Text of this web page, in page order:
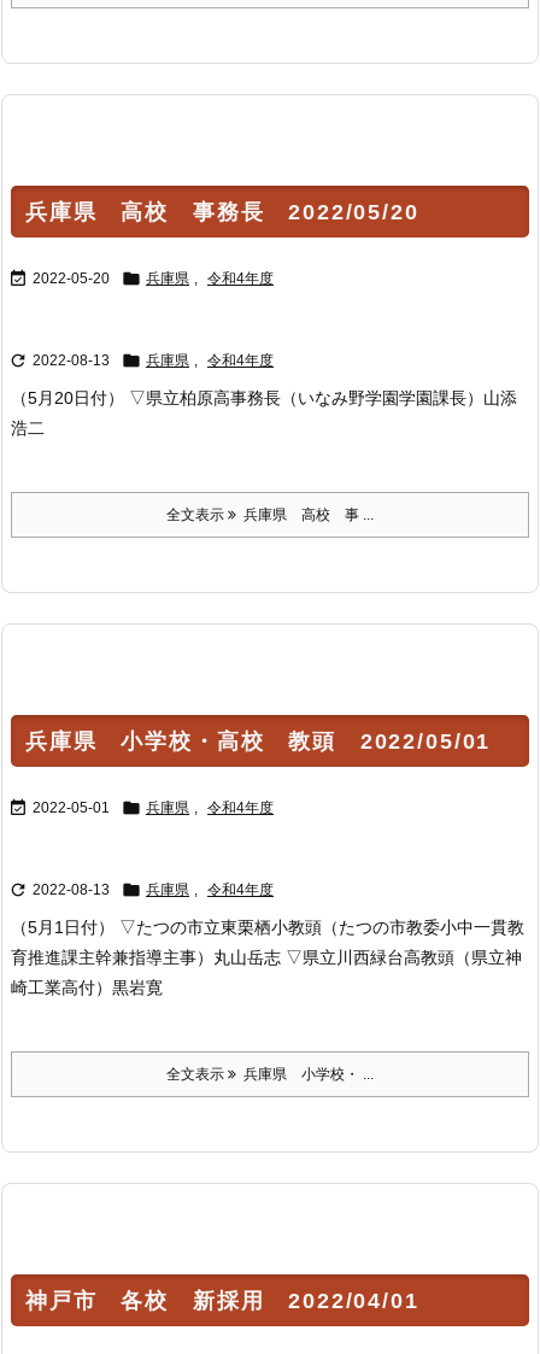
兵庫県 高校 事務長 2022/05/20
 2022-05-20  兵庫県 , 令和4年度
 2022-08-13  兵庫県 , 令和4年度
（5月20日付） ▽県立柏原高事務長（いなみ野学園学園課長）山添
浩二
全文表示 兵庫県 高校 事 ...
兵庫県 小学校・高校 教頭 2022/05/01
 2022-05-01  兵庫県 , 令和4年度
 2022-08-13  兵庫県 , 令和4年度
（5月1日付） ▽たつの市立東栗栖小教頭（たつの市教委小中一貫教
育推進課主幹兼指導主事）丸山岳志 ▽県立川西緑台高教頭（県立神
崎工業高付）黒岩寛
全文表示 兵庫県 小学校・ ...
神戸市 各校 新採用 2022/04/01